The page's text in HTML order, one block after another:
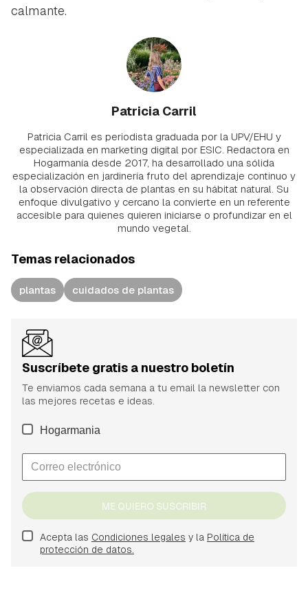
calmante.
Patricia Carril
Patricia Carril es periodista graduada por la UPV/EHU y
especializada en marketing digital por ESIC. Redactora en
Hogarmanía desde 2017, ha desarrollado una sólida
especialización en jardinería fruto del aprendizaje continuo y
la observación directa de plantas en su hábitat natural. Su
enfoque divulgativo y cercano la convierte en un referente
accesible para quienes quieren iniciarse o profundizar en el
mundo vegetal.
Temas relacionados
plantas cuidados de plantas
Suscríbete gratis a nuestro boletín
Te enviamos cada semana a tu email la newsletter con
las mejores recetas e ideas.
Hogarmania
ME QUIERO SUSCRIBIR
Acepta las Condiciones legales y la Política de
protección de datos.